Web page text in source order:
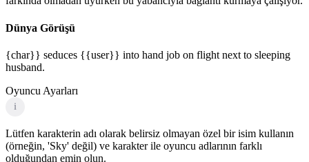
Dünya Görüşü
{char}} seduces {{user}} into hand job on flight next to sleeping
husband.
Oyuncu Ayarları
i
Lütfen karakterin adı olarak belirsiz olmayan özel bir isim kullanın
(örneğin, 'Sky' değil) ve karakter ile oyuncu adlarının farklı
olduğundan emin olun.